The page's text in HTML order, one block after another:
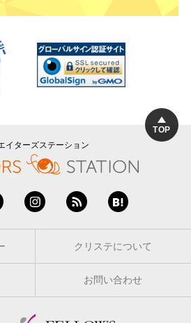
TOP
イターズステーション
クリステについて
お問い合わせ